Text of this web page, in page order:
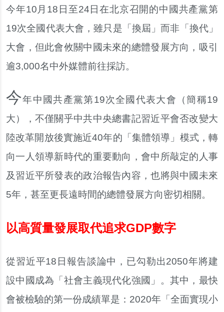
今年10月18日至24日在北京召開的中國共產黨第
19次全國代表大會，雖只是「換屆」而非「換代」
大會，但此會攸關中國未來的總體發展方向，吸引
逾3,000名中外媒體前往採訪。
今年中國共產黨第19次全國代表大會（簡稱19
大），不僅關乎中共中央總書記習近平會否改變大
陸改革開放後實施近40年的「集體領導」模式，轉
向一人領導新時代的重要動向，會中所敲定的人事
及習近平所發表的政治報告內容，也將與中國未來
5年，甚至更長遠時間的總體發展方向密切相關。
以高質量發展取代追求GDP數字
從習近平18日報告談論中，已勾勒出2050年將建
設中國成為「社會主義現代化強國」。其中，最快
會被檢驗的第一份成績單是：2020年「全面實現小